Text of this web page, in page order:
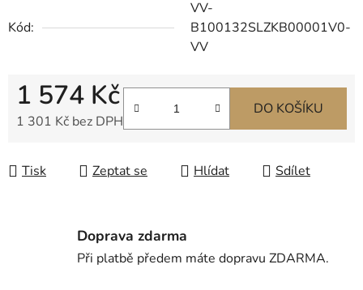
Kód:
VV-
B100132SLZKB00001V0-
VV
1 574 Kč
1 301 Kč bez DPH
DO KOŠÍKU
Tisk Zeptat se Hlídat Sdílet
Doprava zdarma
Při platbě předem máte dopravu ZDARMA.